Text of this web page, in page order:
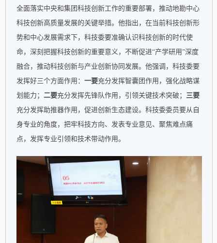
全面落实中央和集团科技创新工作的重要部署，推动地勘中心
科技创新高质量发展的关键举措。他指出，在当前科技创新形
势和中心发展需求下，科技委要准确认识科技创新的时代使
命，深刻把握科技创新的重要意义，不断促进“产学研用”深度
融合，推动科技创新与产业创新协同发展。他强调，科技委要
发挥好三个方面作用： 一要充分发挥智囊团作用，强化战略谋
划能力； 二要充分发挥先锋队作用，引领关键技术突破； 三要
充分发挥助推器作用，促进创新生态建设。科技委委员要从自
身专业的角度，把牢科技方向、发表专业意见、聚焦难点痛
点，发挥专业引领和技术带动作用。